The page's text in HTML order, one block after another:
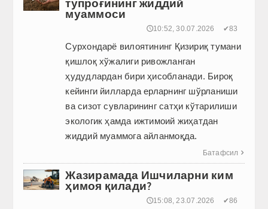
тупроғининг жиддий
муаммоси
🕔10:52, 30.07.2026 ✔83
Сурхондарё вилоятининг Қизириқ тумани
қишлоқ хўжалиги ривожланган
ҳудудлардан бири ҳисобланади. Бироқ
кейинги йилларда ерларнинг шўрланиши
ва сизот сувларининг сатҳи кўтарилиши
экологик ҳамда ижтимоий жиҳатдан
жиддий муаммога айланмоқда.
Батафсил 
Жазирамада Ишчиларни ким
ҳимоя қилади?
🕔15:08, 23.07.2026 ✔86